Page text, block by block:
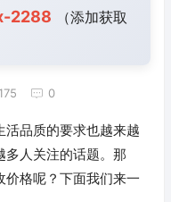
2288 （添加获取
175 0
活品质的要求也越来越
多人关注的话题。那
格呢？下面我们来一